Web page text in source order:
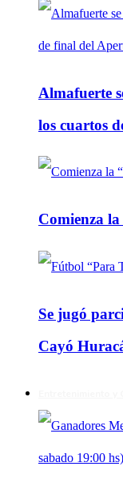
Almafuerte
los cuartos
Comienza
Se jugó
Cayó